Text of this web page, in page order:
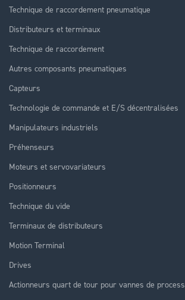
Technique de raccordement pneumatique
Distributeurs et terminaux
Technique de raccordement
Autres composants pneumatiques
Capteurs
Technologie de commande et E/S décentralisées
Manipulateurs industriels
Préhenseurs
Moteurs et servovariateurs
Positionneurs
Technique du vide
Terminaux de distributeurs
Motion Terminal
Drives
Actionneurs quart de tour pour vannes de process